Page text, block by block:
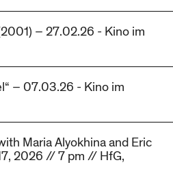
– 27.02.26 - Kino im
– 07.03.26 - Kino im
Maria Alyokhina and Eric
2026 // 7 pm // HfG,